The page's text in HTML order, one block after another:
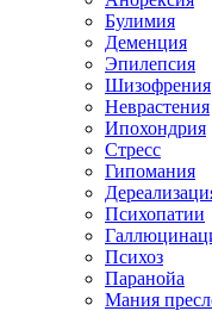
Булимия
Деменция
Эпилепсия
Шизофрения
Неврастения
Ипохондрия
Стресс
Гипомания
Психопатии
Психоз
Паранойа
Мания